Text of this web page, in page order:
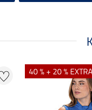
40 % + 20 % EXTRA